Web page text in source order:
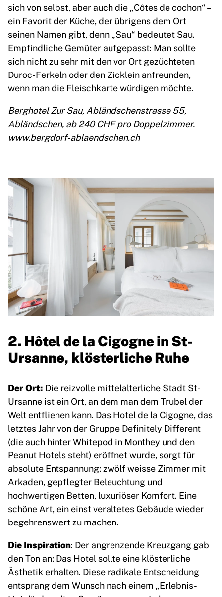
sich von selbst, aber auch die „Côtes de cochon“ –
ein Favorit der Küche, der übrigens dem Ort
seinen Namen gibt, denn „Sau“ bedeutet Sau.
Empfindliche Gemüter aufgepasst: Man sollte
sich nicht zu sehr mit den vor Ort gezüchteten
Duroc-Ferkeln oder den Zicklein anfreunden,
wenn man die Fleischkarte würdigen möchte.
Berghotel Zur Sau, Abländschenstrasse 55,
Abländschen, ab 240 CHF pro Doppelzimmer.
www.bergdorf-ablaendschen.ch
2. Hôtel de la Cigogne in St-
Ursanne, klösterliche Ruhe
Der Ort: Die reizvolle mittelalterliche Stadt St-
Ursanne ist ein Ort, an dem man dem Trubel der
Welt entfliehen kann. Das Hotel de la Cigogne, das
letztes Jahr von der Gruppe Definitely Different
(die auch hinter Whitepod in Monthey und den
Peanut Hotels steht) eröffnet wurde, sorgt für
absolute Entspannung: zwölf weisse Zimmer mit
Arkaden, gepflegter Beleuchtung und
hochwertigen Betten, luxuriöser Komfort. Eine
schöne Art, ein einst veraltetes Gebäude wieder
begehrenswert zu machen.
Die Inspiration: Der angrenzende Kreuzgang gab
den Ton an: Das Hotel sollte eine klösterliche
Ästhetik erhalten. Diese radikale Entscheidung
entsprang dem Wunsch nach einem „Erlebnis-